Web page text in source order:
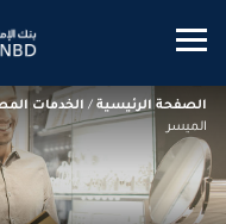
Mobile menu
الصفحة الرئيسية / الخدمات
الميسر